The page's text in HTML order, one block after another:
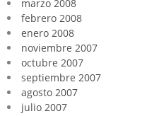
marzo 2008
febrero 2008
enero 2008
noviembre 2007
octubre 2007
septiembre 2007
agosto 2007
julio 2007